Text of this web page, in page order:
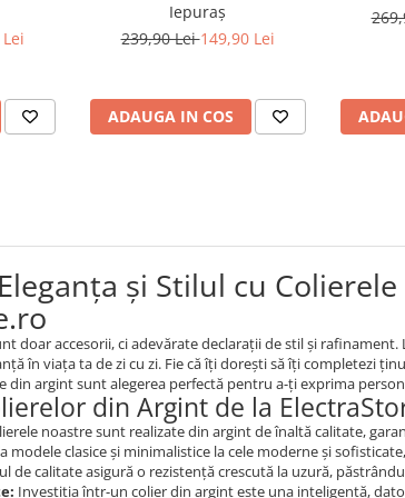
Iepuraș
239,90 Lei149,90 Lei
ADAUGA IN COS
și Stilul cu
doar accesorii, ci adevărate declarații de stil și
în viața ta de zi cu zi. Fie că îți dorești să îți completezi
din argint sunt alegerea perfectă pentru a-ți exprima
din Argint de la
noastre sunt realizate din argint de înaltă calitate,
modele clasice și minimalistice la cele moderne și
de calitate asigură o rezistență crescută la uzură,
Investiția într-un colier din argint este una inteligentă,